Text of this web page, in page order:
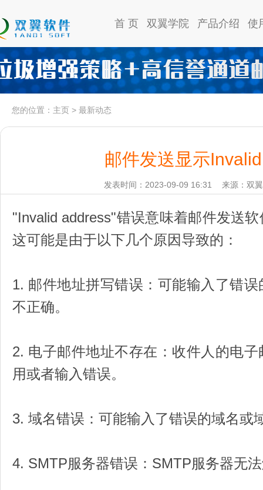
首 页 双翼学院 产品介绍 使
您的位置： 主页 > 最新动态
邮件发送显示
发表时间：2023-09-09 16:31 来源：双
"Invalid address"错误意味着邮件发送
这可能是由于以下几个原因导致的：
1. 邮件地址拼写错误：可能输入了错
不正确。
2. 电子邮件地址不存在：收件人的电
用或者输入错误。
3. 域名错误：可能输入了错误的域名或
4. SMTP服务器错误：SMTP服务器无